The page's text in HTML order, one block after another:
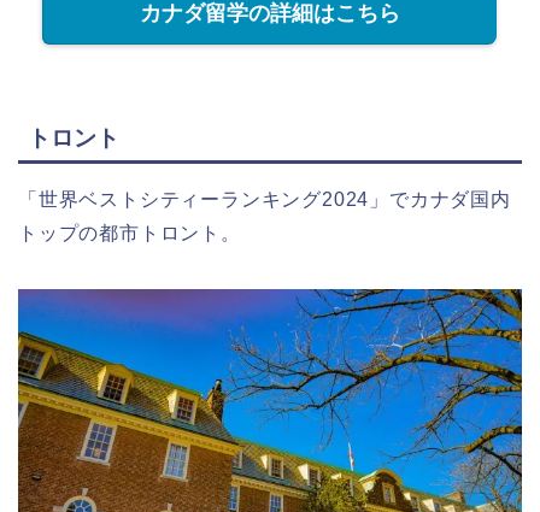
カナダ留学の詳細はこちら
トロント
「世界ベストシティーランキング2024」でカナダ国内
トップの都市トロント。